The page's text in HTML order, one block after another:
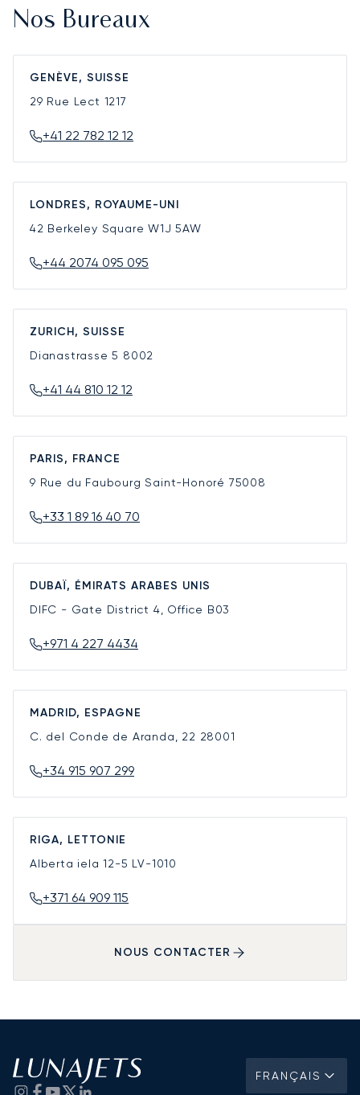
Nos Bureaux
GENÈVE, SUISSE
29 Rue Lect 1217
+41 22 782 12 12
LONDRES, ROYAUME-UNI
42 Berkeley SquareW1J 5AW
+44 2074 095 095
ZURICH, SUISSE
Dianastrasse 5 8002
+41 44 810 12 12
PARIS, FRANCE
9 Rue du Faubourg Saint-Honoré 75008
+33 1 89 16 40 70
DUBAÏ, ÉMIRATS ARABES UNIS
DIFC - Gate District 4, Office B03
+971 4 227 4434
MADRID, ESPAGNE
C. del Conde de Aranda, 22 28001
+34 915 907 299
RIGA, LETTONIE
Alberta iela 12-5 LV-1010
+371 64 909 115
NOUS CONTACTER
FRANÇAIS